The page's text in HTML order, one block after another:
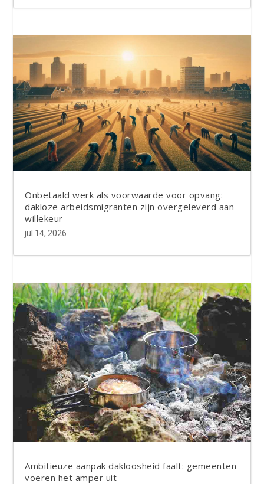
Onbetaald werk als voorwaarde voor opvang:
dakloze arbeidsmigranten zijn overgeleverd aan
willekeur
jul 14, 2026
Ambitieuze aanpak dakloosheid faalt: gemeenten
voeren het amper uit